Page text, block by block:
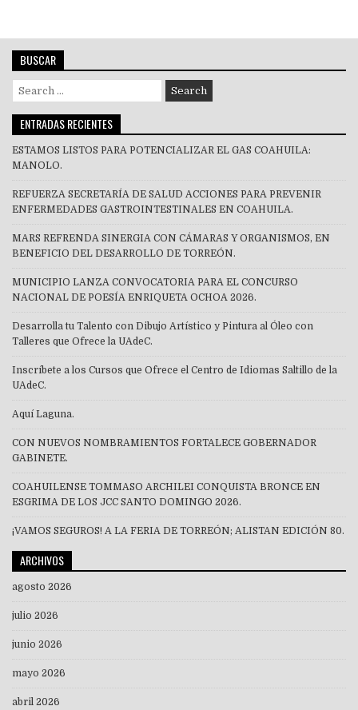
BUSCAR
Search
for:
ENTRADAS RECIENTES
ESTAMOS LISTOS PARA POTENCIALIZAR EL GAS COAHUILA:
MANOLO.
REFUERZA SECRETARÍA DE SALUD ACCIONES PARA PREVENIR
ENFERMEDADES GASTROINTESTINALES EN COAHUILA.
MARS REFRENDA SINERGIA CON CÁMARAS Y ORGANISMOS, EN
BENEFICIO DEL DESARROLLO DE TORREÓN.
MUNICIPIO LANZA CONVOCATORIA PARA EL CONCURSO
NACIONAL DE POESÍA ENRIQUETA OCHOA 2026.
Desarrolla tu Talento con Dibujo Artístico y Pintura al Óleo con
Talleres que Ofrece la UAdeC.
Inscríbete a los Cursos que Ofrece el Centro de Idiomas Saltillo de la
UAdeC.
Aquí Laguna.
CON NUEVOS NOMBRAMIENTOS FORTALECE GOBERNADOR
GABINETE.
COAHUILENSE TOMMASO ARCHILEI CONQUISTA BRONCE EN
ESGRIMA DE LOS JCC SANTO DOMINGO 2026.
¡VAMOS SEGUROS! A LA FERIA DE TORREÓN; ALISTAN EDICIÓN 80.
ARCHIVOS
agosto 2026
julio 2026
junio 2026
mayo 2026
abril 2026